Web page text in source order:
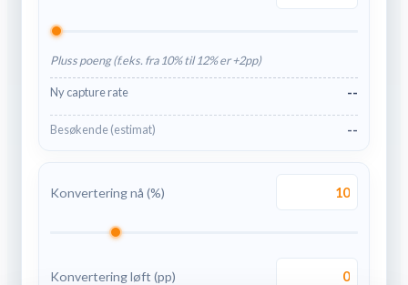
Pluss poeng (f.eks. fra 10% til 12% er +2pp)
Ny capture rate --
Besøkende (estimat) --
Konvertering nå (%)
Konvertering løft (pp)